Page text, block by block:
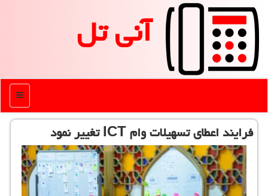
آنی تل
منو
فرایند اعطای تسهیلات وام ICT تغییر نمود